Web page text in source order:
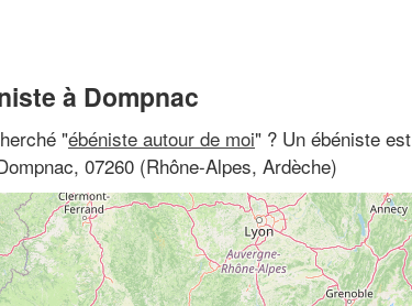
à Dompnac
"ébéniste autour de moi" ? Un ébéniste est
07260 (Rhône-Alpes, Ardèche)